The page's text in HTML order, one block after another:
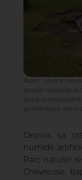
Avant : un site
érosion naturelle
(espèce
promeneurs : des
Depuis sa
humide
Parc naturel
Chevreuse,